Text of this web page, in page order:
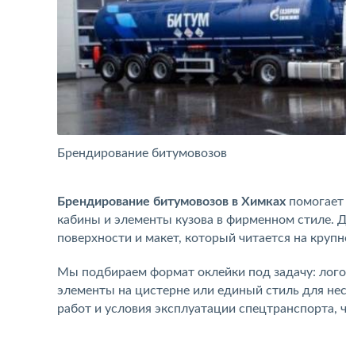
Брендирование битумовозов
Брендирование битумовозов в Химках
кабины и элементы кузова в фирменном стиле.
поверхности и макет, который читается на
Мы подбираем формат оклейки под задачу:
элементы на цистерне или единый стиль для
работ и условия эксплуатации